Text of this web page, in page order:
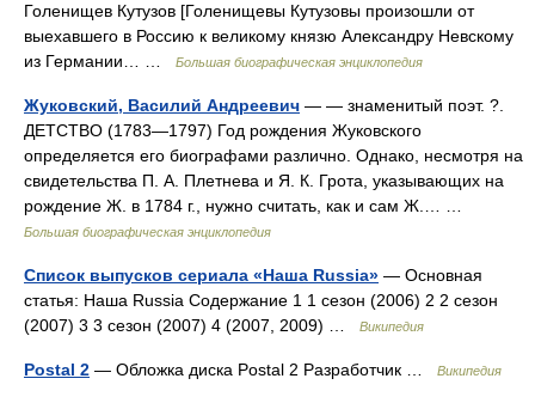
Голенищев Кутузов [Голенищевы Кутузовы произошли от
выехавшего в Россию к великому князю Александру Невскому
из Германии… …
Большая биографическая энциклопедия
Жуковский, Василий Андреевич — — знаменитый поэт. ?.
ДЕТСТВО (1783—1797) Год рождения Жуковского
определяется его биографами различно. Однако, несмотря на
свидетельства П. А. Плетнева и Я. К. Грота, указывающих на
рождение Ж. в 1784 г., нужно считать, как и сам Ж.… …
Большая биографическая энциклопедия
Список выпусков сериала «Наша Russia» — Основная
статья: Наша Russia Содержание 1 1 сезон (2006) 2 2 сезон
(2007) 3 3 сезон (2007) 4 (2007, 2009) …
Википедия
Postal 2 — Обложка диска Postal 2 Разработчик … Википедия